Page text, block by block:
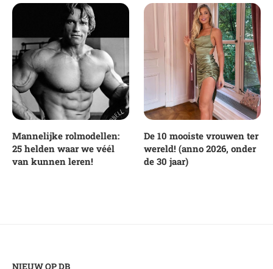
Mannelijke rolmodellen:
25 helden waar we véél
van kunnen leren!
De 10 mooiste vrouwen ter
wereld! (anno 2026, onder
de 30 jaar)
NIEUW OP DB